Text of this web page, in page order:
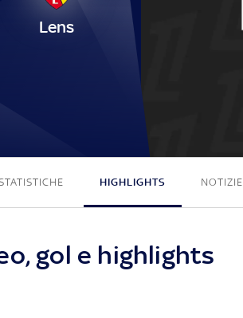
Lens
HIGHLIGHTS NOTIZIE
gol e highlights